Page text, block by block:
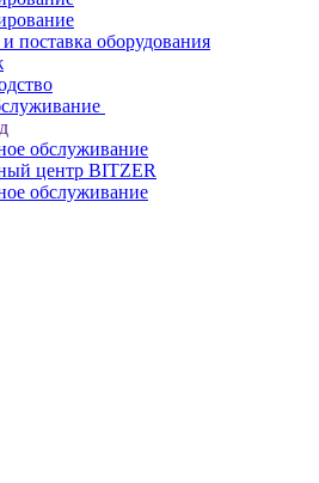
поставка оборудования
обслуживание
центр BITZER
обслуживание